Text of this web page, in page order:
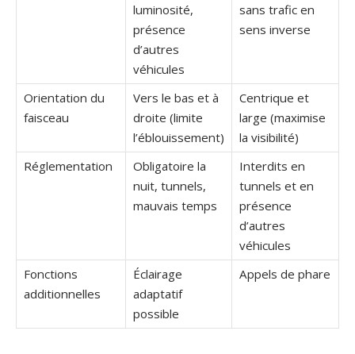
luminosité,
présence
d’autres
véhicules
sans trafic en
sens inverse
Orientation du
faisceau
Vers le bas et à
droite (limite
l’éblouissement)
Centrique et
large (maximise
la visibilité)
Réglementation
Obligatoire la
nuit, tunnels,
mauvais temps
Interdits en
tunnels et en
présence
d’autres
véhicules
Fonctions
additionnelles
Éclairage
adaptatif
possible
Appels de phare